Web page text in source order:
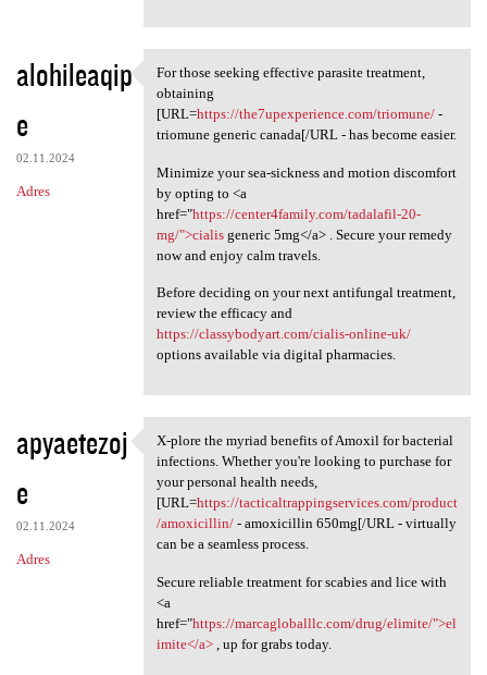
alohileaqip
e
02.11.2024
Adres
For those seeking effective
For those seeking effective parasite treatment,
obtaining
[URL=https://the7upexperience.com/triomune/-
triomune generic canada[/URL - has become easier.
Minimize your sea-sickness and motion discomfort
by opting to <a
href="https://center4family.com/tadalafil-20-
mg/">cialisgeneric 5mg</a> . Secure your remedy
now and enjoy calm travels.
Before deciding on your next antifungal treatment,
review the efficacy and
https://classybodyart.com/cialis-online-uk/
options available via digital pharmacies.
apyaetezoj
e
02.11.2024
Adres
X-plore the myriad benefits
X-plore the myriad benefits of Amoxil for bacterial
infections. Whether you're looking to purchase for
your personal health needs,
[URL=https://tacticaltrappingservices.com/product
/amoxicillin/- amoxicillin 650mg[/URL - virtually
can be a seamless process.
Secure reliable treatment for scabies and lice with
<a
href="https://marcagloballlc.com/drug/elimite/">el
imite</a>, up for grabs today.